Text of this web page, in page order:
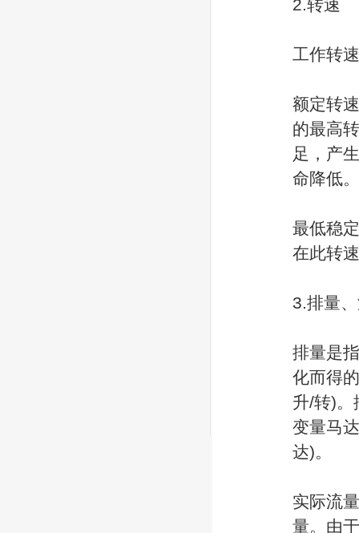
2.转速
工作转
额定转
的最高
足，产
命降低。
最低稳
在此转
3.排量
排量是
化而得
升/转)。
变量马
达)。
实际流
量。由